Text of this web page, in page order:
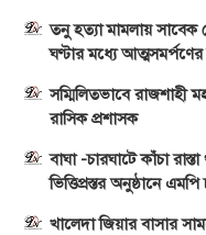
তনু হত্যা মামলায় সাবেক
ঘণ্টার মধ্যে আত্মসমর্পণের
সম্মিলিতভাবে রাজশাহী
রাসিক প্রশাসক
বাঘা -চারঘাটে কাঁচা
ভিত্তিপ্রস্তর অনুষ্ঠানে এমপি
খালেদা জিয়ার বাসার